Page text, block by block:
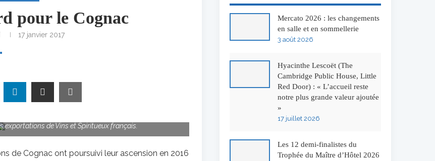
pour le Cognac
17 janvier 2017
exportations de Vins et Spiritueux français.
de Cognac ont poursuivi leur ascension en 2016
Mercato 2026 : les changements
en salle et en sommellerie
3 août 2026
Hyacinthe Lescoët (The
Cambridge Public House, Little
Red Door) : « L’accueil reste
notre plus grande valeur ajoutée
»
17 juillet 2026
Les 12 demi-finalistes du
Trophée du Maître d’Hôtel 2026